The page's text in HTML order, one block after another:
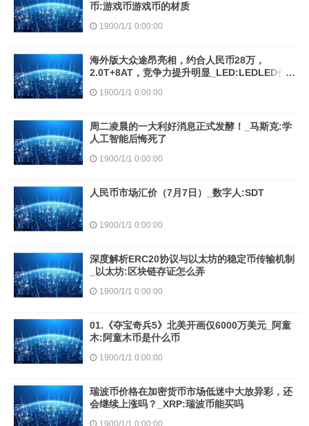
币:游戏币游戏币的材质
1900/1/1 0:00:00
海外版大众途昂亮相，约合人民币28万，
2.0T+8AT，竞争力提升明显_LED:LEDLED价
1900/1/1 0:00:00
周二凌晨的一大利好消息正式发酵！_马斯克:学
人工智能后悔死了
1900/1/1 0:00:00
人民币市场汇价（7月7日）_数字人:SDT
1900/1/1 0:00:00
深度解析ERC20协议与以太坊的稳定币传输机制
_以太坊:区块链存证怎么弄
1900/1/1 0:00:00
01.《夺宝奇兵5》北美开画仅6000万美元_阿童
木:阿童木币是什么币
1900/1/1 0:00:00
瑞波币价格在加密货币市场低迷中大放异彩，还
会继续上涨吗？_XRP:瑞波币能买吗
1900/1/1 0:00:00